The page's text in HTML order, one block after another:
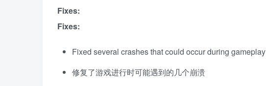
Fixes:
Fixes:
Fixed several crashes that could occur during gameplay
修复了游戏进行时可能遇到的几个崩溃